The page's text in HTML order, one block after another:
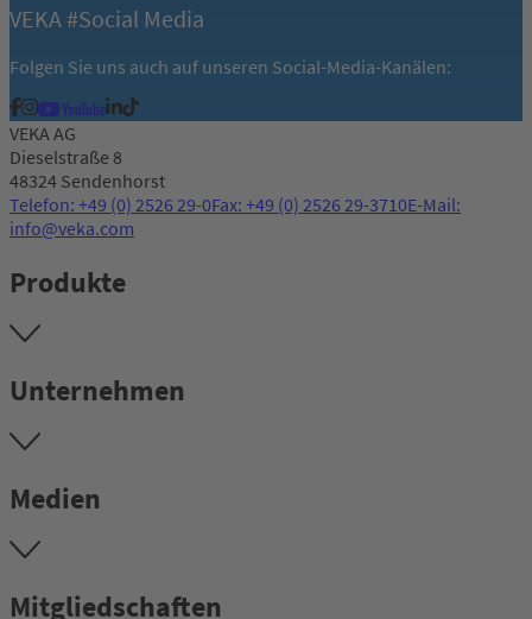
VEKA #Social Media
Folgen Sie uns auch auf unseren Social-Media-Kanälen:
VEKA AG
Dieselstraße 8
48324 Sendenhorst
Telefon: +49 (0) 2526 29-0Fax: +49 (0) 2526 29-3710E-Mail:
info@veka.com
Produkte
Unternehmen
Medien
Mitgliedschaften